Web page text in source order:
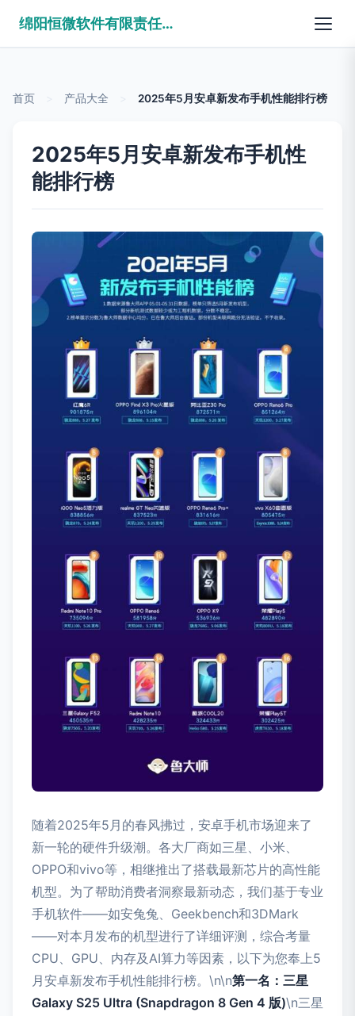
绵阳恒微软件有限责任公司
首页 产品大全 2025年5月安卓新发布手机性能排行榜
2025年5月安卓新发布手机性
能排行榜
随着2025年5月的春风拂过，安卓手机市场迎来了
新一轮的硬件升级潮。各大厂商如三星、小米、
OPPO和vivo等，相继推出了搭载最新芯片的高性能
机型。为了帮助消费者洞察最新动态，我们基于专业
手机软件——如安兔兔、Geekbench和3DMark
——对本月发布的机型进行了详细评测，综合考量
CPU、GPU、内存及AI算力等因素，以下为您奉上5
月安卓新发布手机性能排行榜。\n\n第一名：三星
Galaxy S25 Ultra (Snapdragon 8 Gen 4 版)\n三星